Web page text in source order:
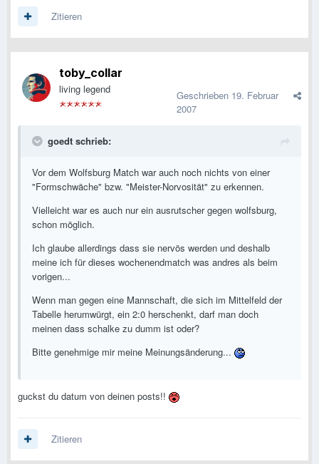
Zitieren
toby_collar
living legend Geschrieben 19. Februar
2007
goedt schrieb:
Vor dem Wolfsburg Match war auch noch nichts von einer
"Formschwäche" bzw. "Meister-Norvosität" zu erkennen.
Vielleicht war es auch nur ein ausrutscher gegen wolfsburg,
schon möglich.
Ich glaube allerdings dass sie nervös werden und deshalb
meine ich für dieses wochenendmatch was andres als beim
vorigen...
Wenn man gegen eine Mannschaft, die sich im Mittelfeld der
Tabelle herumwürgt, ein 2:0 herschenkt, darf man doch
meinen dass schalke zu dumm ist oder?
Bitte genehmige mir meine Meinungsänderung...
guckst du datum von deinen posts!!
Zitieren